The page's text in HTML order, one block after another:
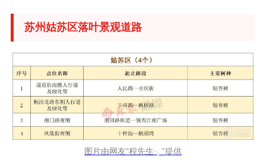
苏州姑苏区落叶景观道路
图片由网友“程先生╮”提供